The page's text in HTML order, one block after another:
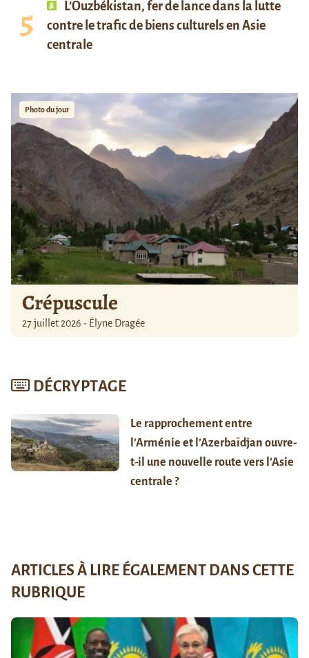
L’Ouzbékistan, fer de lance dans la lutte
contre le trafic de biens culturels en Asie
centrale
Photo du jour
Crépuscule
27 juillet 2026 - Élyne Dragée
DÉCRYPTAGE
Le rapprochement entre
l’Arménie et l’Azerbaïdjan ouvre-
t-il une nouvelle route vers l’Asie
centrale ?
ARTICLES À LIRE ÉGALEMENT DANS CETTE
RUBRIQUE